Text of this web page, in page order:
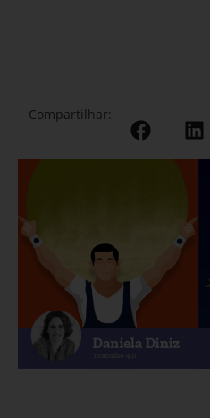
Compartilhar: